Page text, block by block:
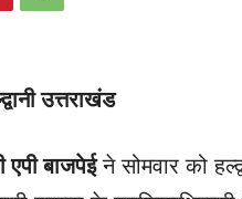
उत्तराखंड
एपी बाजपेईने सोमवार को